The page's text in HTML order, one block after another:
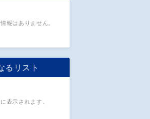
報はありません。
るリスト
表示されます。